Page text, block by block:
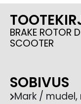
BRAKE ROTOR
SCOOTER
SOBIVUS
Mark /